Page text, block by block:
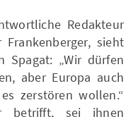
Redakteur
sieht
Spagat: „Wir dürfen
aber Europa auch
zerstören wollen.“
betrifft, sei ihnen